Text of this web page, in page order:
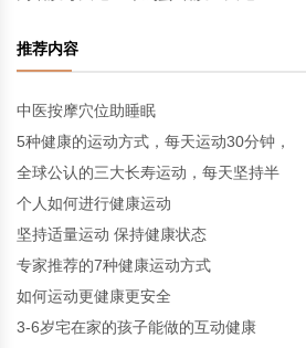
推荐内容
中医按摩穴位助睡眠
5种健康的运动方式，每天运动30分钟，
全球公认的三大长寿运动，每天坚持半
个人如何进行健康运动
坚持适量运动 保持健康状态
专家推荐的7种健康运动方式
如何运动更健康更安全
3-6岁宅在家的孩子能做的互动健康